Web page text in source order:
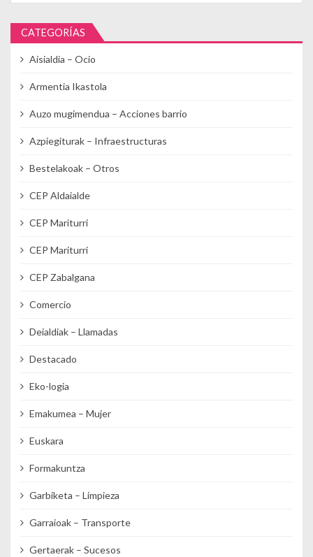
CATEGORÍAS
Aisialdia – Ocio
Armentia Ikastola
Auzo mugimendua – Acciones barrio
Azpiegiturak – Infraestructuras
Bestelakoak – Otros
CEP Aldaialde
CEP Mariturri
CEP Mariturri
CEP Zabalgana
Comercio
Deialdiak – Llamadas
Destacado
Eko-logia
Emakumea – Mujer
Euskara
Formakuntza
Garbiketa – Limpieza
Garraioak – Transporte
Gertaerak – Sucesos